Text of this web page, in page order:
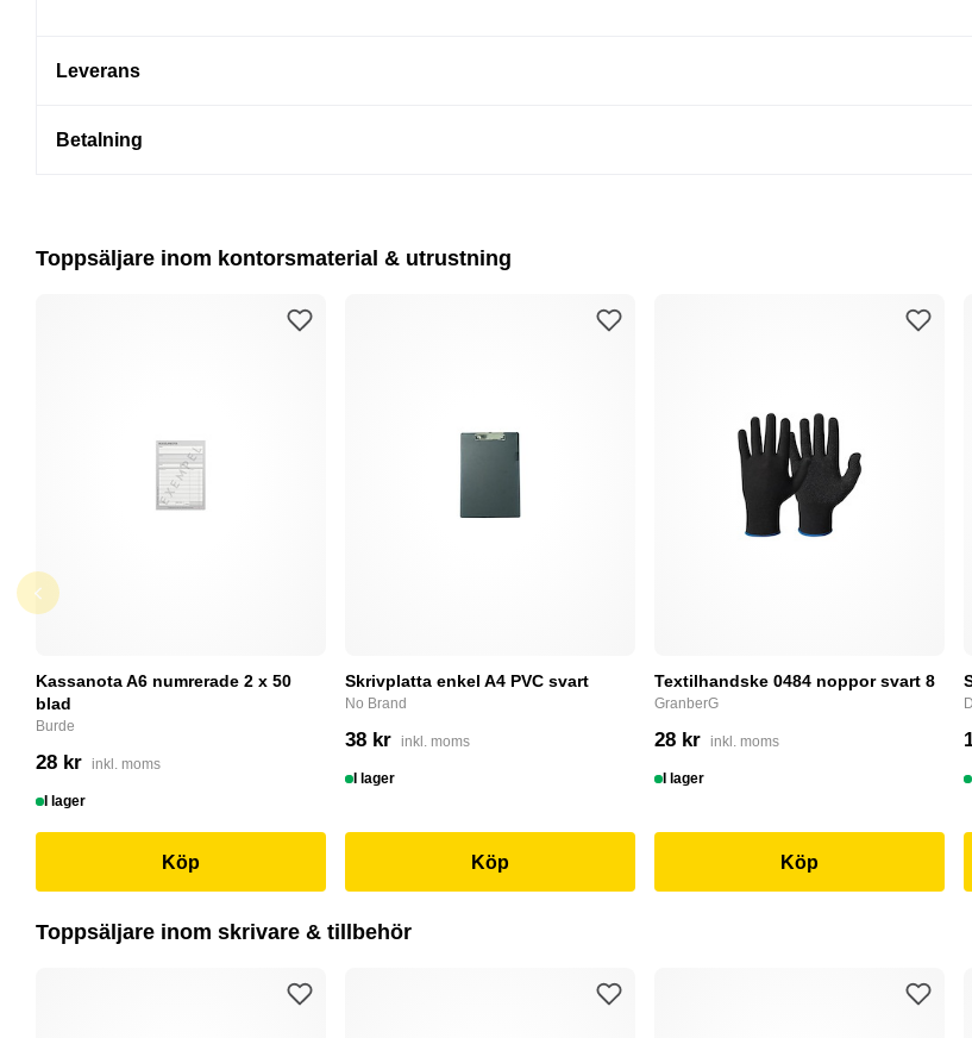
Leverans
Betalning
Toppsäljare inom kontorsmaterial & utrustning
Kassanota A6 numrerade 2 x 50
blad
Burde
28 kr inkl. moms
I lager
Köp
Skrivplatta enkel A4 PVC svart
No Brand
38 kr inkl. moms
I lager
Köp
Textilhandske 0484 noppor svart 8
GranberG
28 kr inkl. moms
I lager
Köp
Toppsäljare inom skrivare & tillbehör